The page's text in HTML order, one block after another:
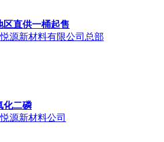
区直供一桶起售
源新材料有限公司总部
化二磷
源新材料公司